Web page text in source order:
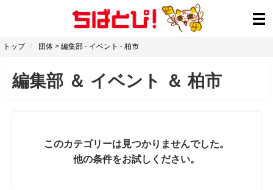
トップ 団体 > 編集部 - イベント - 柏市
編集部 ＆ イベント ＆柏市
このカテゴリーは見つかりませんでした。
他の条件をお試しください。